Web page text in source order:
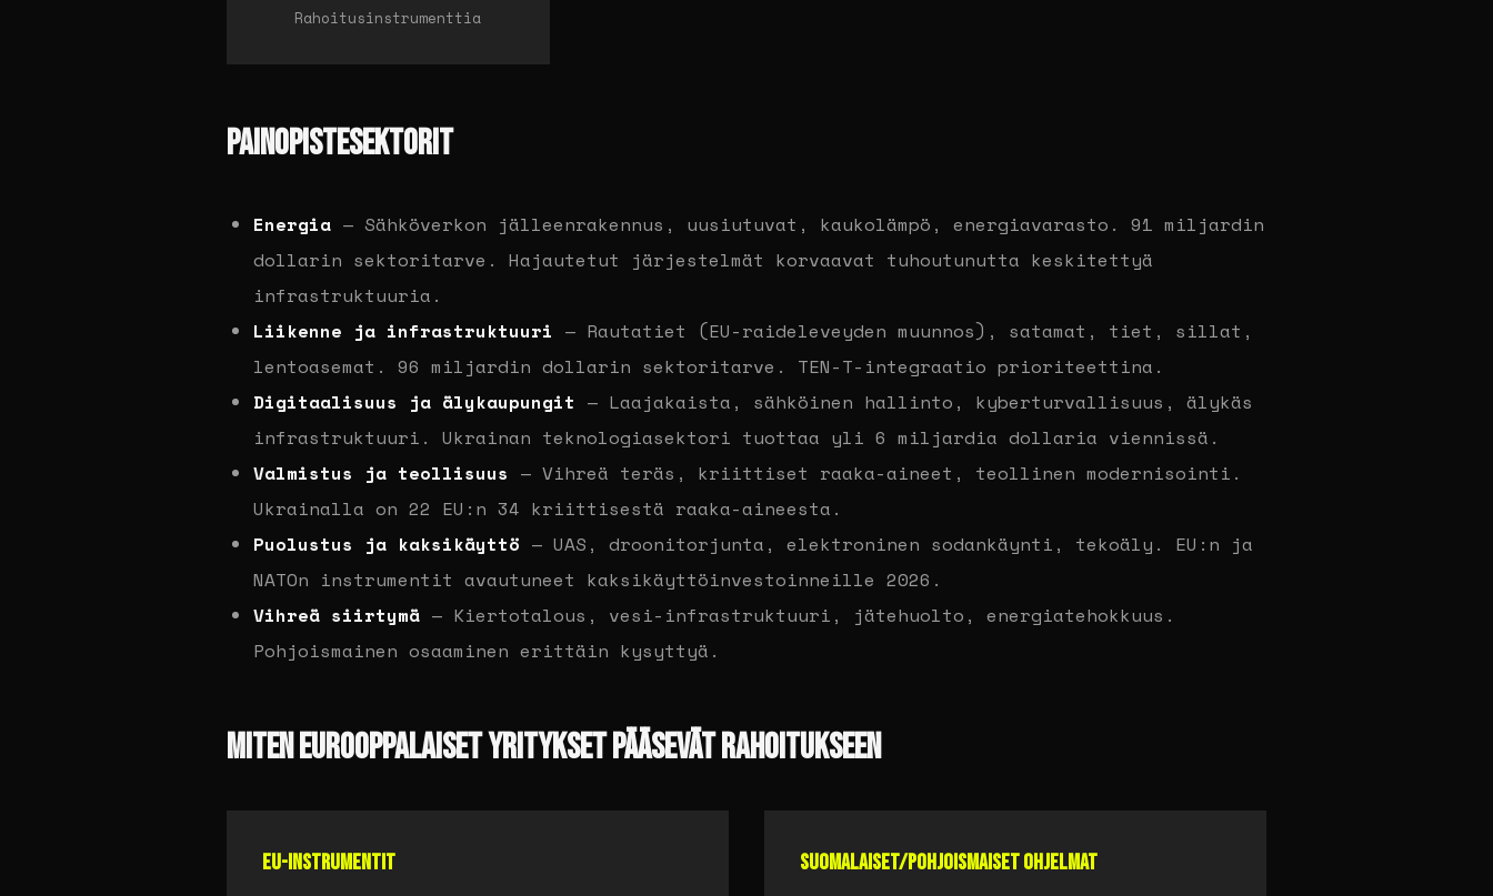
Rahoitusinstrumenttia
PAINOPISTESEKTORIT
Energia — Sähköverkon jälleenrakennus, uusiutuvat, kaukolämpö, energiavarasto. 91 miljardin
dollarin sektoritarve. Hajautetut järjestelmät korvaavat tuhoutunutta keskitettyä
infrastruktuuria.
Liikenne ja infrastruktuuri — Rautatiet (EU-raideleveyden muunnos), satamat, tiet, sillat,
lentoasemat. 96 miljardin dollarin sektoritarve. TEN-T-integraatio prioriteettina.
Digitaalisuus ja älykaupungit — Laajakaista, sähköinen hallinto, kyberturvallisuus, älykäs
infrastruktuuri. Ukrainan teknologiasektori tuottaa yli 6 miljardia dollaria viennissä.
Valmistus ja teollisuus — Vihreä teräs, kriittiset raaka-aineet, teollinen modernisointi.
Ukrainalla on 22 EU:n 34 kriittisestä raaka-aineesta.
Puolustus ja kaksikäyttö — UAS, droonitorjunta, elektroninen sodankäynti, tekoäly. EU:n ja
NATOn instrumentit avautuneet kaksikäyttöinvestoinneille 2026.
Vihreä siirtymä — Kiertotalous, vesi-infrastruktuuri, jätehuolto, energiatehokkuus.
Pohjoismainen osaaminen erittäin kysyttyä.
MITEN EUROOPPALAISET YRITYKSET PÄÄSEVÄT RAHOITUKSEEN
EU-INSTRUMENTIT SUOMALAISET/POHJOISMAISET OHJELMAT